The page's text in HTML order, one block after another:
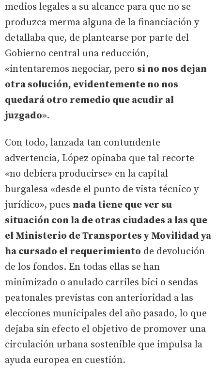
medios legales a su alcance para que no se
produzca merma alguna de la financiación y
detallaba que, de plantearse por parte del
Gobierno central una reducción,
«intentaremos negociar, pero si no nos dejan
otra solución, evidentemente no nos
quedará otro remedio que acudir al
juzgado».
Con todo, lanzada tan contundente
advertencia, López opinaba que tal recorte
«no debiera producirse» en la capital
burgalesa «desde el punto de vista técnico y
jurídico», pues nada tiene que ver su
situación con la de otras ciudades a las que
el Ministerio de Transportes y Movilidad ya
ha cursado el requerimiento de devolución
de los fondos. En todas ellas se han
minimizado o anulado carriles bici o sendas
peatonales previstas con anterioridad a las
elecciones municipales del año pasado, lo que
dejaba sin efecto el objetivo de promover una
circulación urbana sostenible que impulsa la
ayuda europea en cuestión.